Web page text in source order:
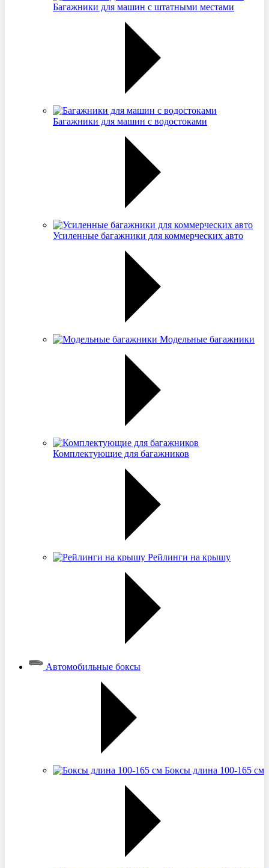
Багажники для машин с штатными местами
Багажники для машин с водостоками
Усиленные багажники для коммерческих авто
Модельные багажники
Комплектующие для багажников
Рейлинги на крышу
Автомобильные боксы
Боксы длина 100-165 см